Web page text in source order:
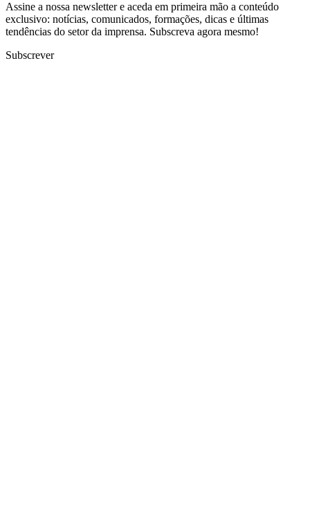
Assine a nossa newsletter e aceda em primeira mão a conteúdo
exclusivo: notícias, comunicados, formações, dicas e últimas
tendências do setor da imprensa. Subscreva agora mesmo!
Subscrever